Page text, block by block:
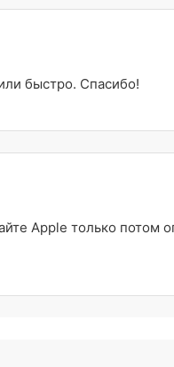
быстро. Спасибо!
Apple только потом